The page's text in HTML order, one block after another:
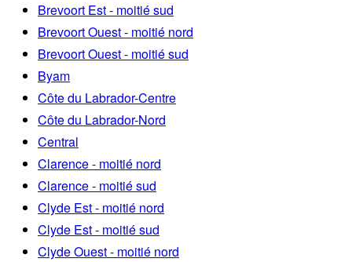
Brevoort Est - moitié sud
Brevoort Ouest - moitié nord
Brevoort Ouest - moitié sud
Byam
Côte du Labrador-Centre
Côte du Labrador-Nord
Central
Clarence - moitié nord
Clarence - moitié sud
Clyde Est - moitié nord
Clyde Est - moitié sud
Clyde Ouest - moitié nord